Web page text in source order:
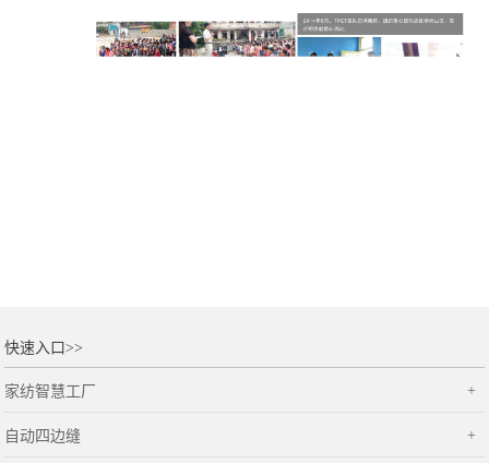
快速入口>>
家纺智慧工厂
自动四边缝